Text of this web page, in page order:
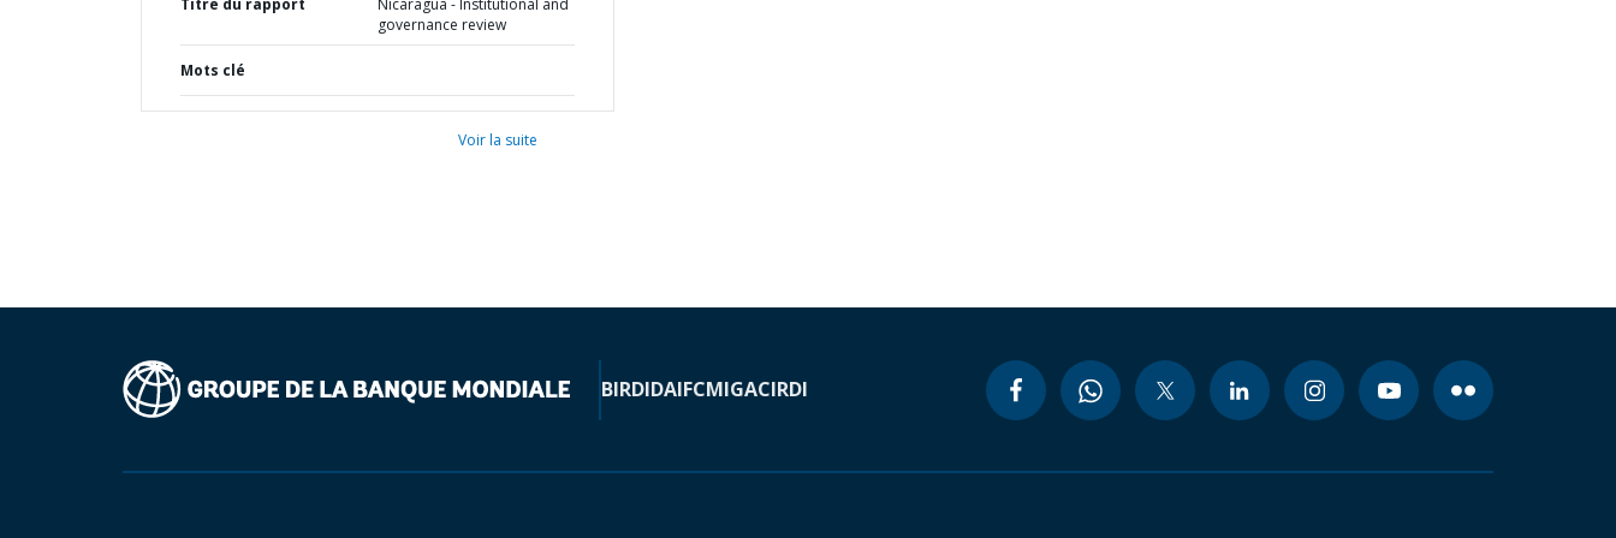
Titre du rapport
Nicaragua - Institutional and
governance review
Mots clé
Voir la suite
BIRDIDAIFCMIGACIRDI